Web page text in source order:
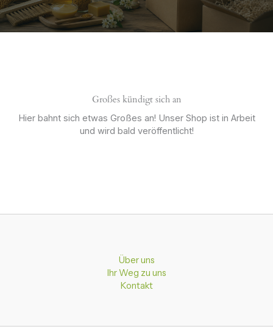
Großes kündigt sich an
Hier bahnt sich etwas Großes an! Unser Shop ist in Arbeit
und wird bald veröffentlicht!
Über uns
Ihr Weg zu uns
Kontakt